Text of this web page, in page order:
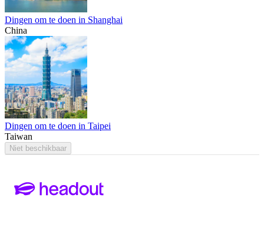
Dingen om te doen in Shanghai
China
Dingen om te doen in Taipei
Taiwan
Niet beschikbaar